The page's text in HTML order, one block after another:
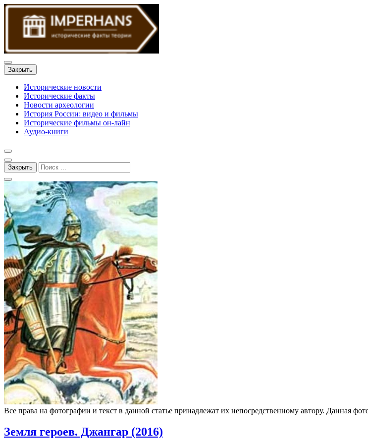
Закрыть
Исторические новости
Исторические факты
Новости археологии
История России: видео и фильмы
Исторические фильмы он-лайн
Аудио-книги
Закрыть
Все права на фотографии и текст в данной статье принадлежат их непосредственному автору. Данная
Земля героев. Джангар (2016)